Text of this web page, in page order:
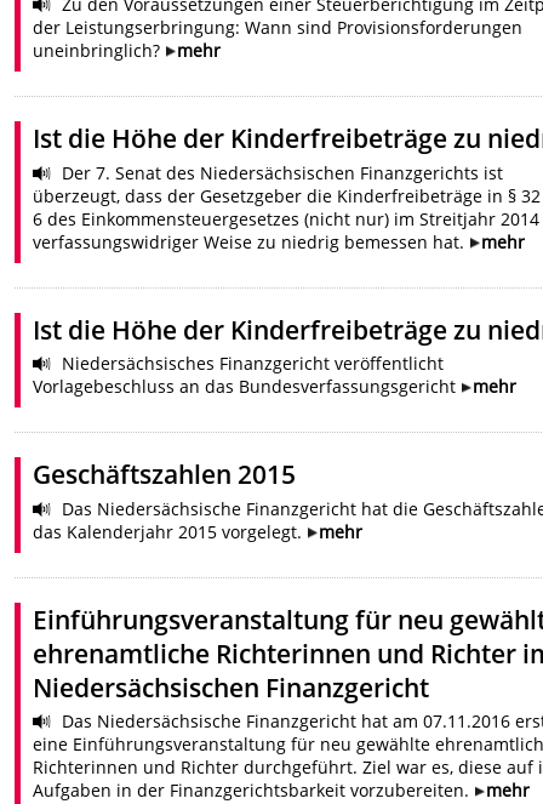
der Leistungserbringung: Wann sind Provisionsforderungen
uneinbringlich?
mehr
Ist die Höhe der Kinderfreibeträge zu
Der 7. Senat des Niedersächsischen Finanzgerichts ist
überzeugt, dass der Gesetzgeber die Kinderfreibeträge in §
6 des Einkommensteuergesetzes (nicht nur) im Streitjahr
verfassungswidriger Weise zu niedrig bemessen hat.
mehr
Ist die Höhe der Kinderfreibeträge zu
Niedersächsisches Finanzgericht veröffentlicht
Vorlagebeschluss an das Bundesverfassungsgericht
mehr
Geschäftszahlen 2015
Das Niedersächsische Finanzgericht hat die
das Kalenderjahr 2015 vorgelegt.
mehr
Einführungsveranstaltung für neu
ehrenamtliche Richterinnen und Richter
Niedersächsischen Finanzgericht
Das Niedersächsische Finanzgericht hat am 07.11.2016
eine Einführungsveranstaltung für neu gewählte
Richterinnen und Richter durchgeführt. Ziel war es, diese auf
Aufgaben in der Finanzgerichtsbarkeit vorzubereiten.
mehr